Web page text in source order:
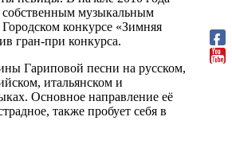
собственным музыкальным
конкурсе «Зимняя
гран-при конкурса.
Гариповой песни на русском,
итальянском и
Основное направление её
также пробует себя в